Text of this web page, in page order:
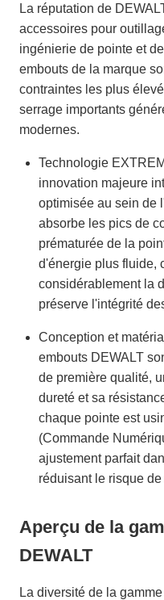
La réputation de
accessoires pour
ingénierie de pointe et
embouts de la marque
contraintes les plus
serrage importants
modernes.
Technologie
innovation majeure
optimisée au sein de
absorbe les pics de
prématurée de la
d'énergie plus fluide,
considérablement la
préserve l'intégrité
Conception et
embouts DEWALT
de première qualité,
dureté et sa
chaque pointe est
(Commande
ajustement parfait
réduisant le risque
Aperçu de la
DEWALT
La diversité de la